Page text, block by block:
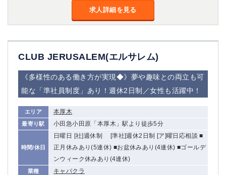
求人詳細を見る
CLUB JERUSALEM(エルサレム)
《多様性のある働き方が実現◆》夢や趣味との両立も可
能な「準社員制度」あり！週休2日制／女性も活躍中！
エリア 本厚木
最寄り駅 小田急小田原「本厚木」駅より徒歩5分
時間/休日
日曜日 [社]週休制 [準社]週休2日制 [ア]曜日応相談 ■
正月休みあり(5連休) ■お盆休みあり(4連休) ■ゴールデ
ンウィーク休みあり(4連休)
業種 キャバクラ